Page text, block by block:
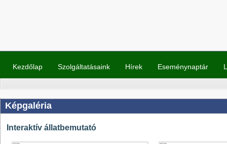
Kezdőlap Szolgáltatásaink Hírek Eseménynaptár
Képgaléria
Interaktív állatbemutató